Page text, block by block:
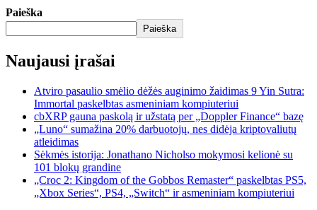
Paieška
Paieška
Naujausi įrašai
Atviro pasaulio smėlio dėžės auginimo žaidimas 9 Yin Sutra:
Immortal paskelbtas asmeniniam kompiuteriui
cbXRP gauna paskolą ir užstatą per „Doppler Finance“ bazę
„Luno“ sumažina 20% darbuotojų, nes didėja kriptovaliutų
atleidimas
Sėkmės istorija: Jonathano Nicholso mokymosi kelionė su
101 blokų grandine
„Croc 2: Kingdom of the Gobbos Remaster“ paskelbtas PS5,
„Xbox Series“, PS4, „Switch“ ir asmeniniam kompiuteriui